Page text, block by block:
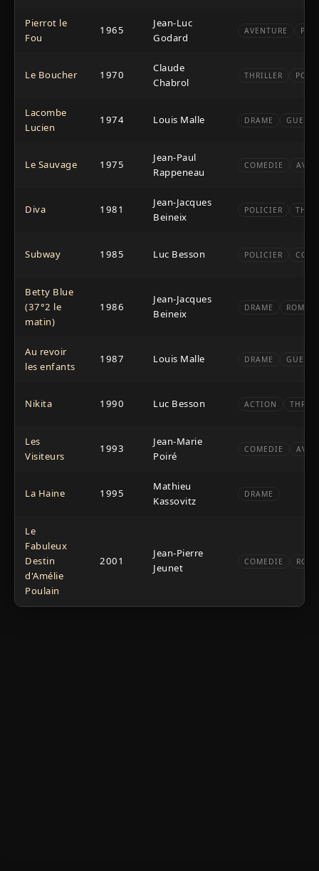
Pierrot le
Fou
1965
Jean-Luc
Godard
AVENTURE
Le Boucher 1970
Claude
Chabrol
THRILLER
Lacombe
Lucien
1974 Louis Malle DRAME GUERRE
Le Sauvage 1975
Jean-Paul
Rappeneau
COMEDIE
Diva 1981
Jean-Jacques
Beineix
POLICIER
Subway 1985 Luc Besson POLICIER
Betty Blue
(37°2 le
matin)
1986
Jean-Jacques
Beineix
DRAME
Au revoir
les enfants
1987 Louis Malle DRAME GUERRE
Nikita 1990 Luc Besson ACTION
Les
Visiteurs
1993
Jean-Marie
Poiré
COMEDIE
La Haine 1995
Mathieu
Kassovitz
DRAME
Le
Fabuleux
Destin
d'Amélie
Poulain
2001
Jean-Pierre
Jeunet
COMEDIE